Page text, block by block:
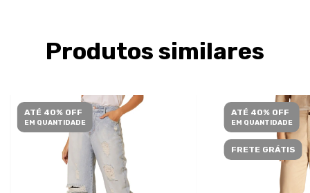
Produtos similares
ATÉ 40% OFF
EM QUANTIDADE
ATÉ 40% OFF
EM QUANTIDADE
FRETE GRÁTIS